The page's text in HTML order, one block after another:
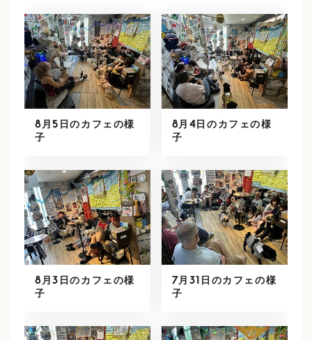
8月5日のカフェの様
子
8月4日のカフェの様
子
8月3日のカフェの様
子
7月31日のカフェの様
子